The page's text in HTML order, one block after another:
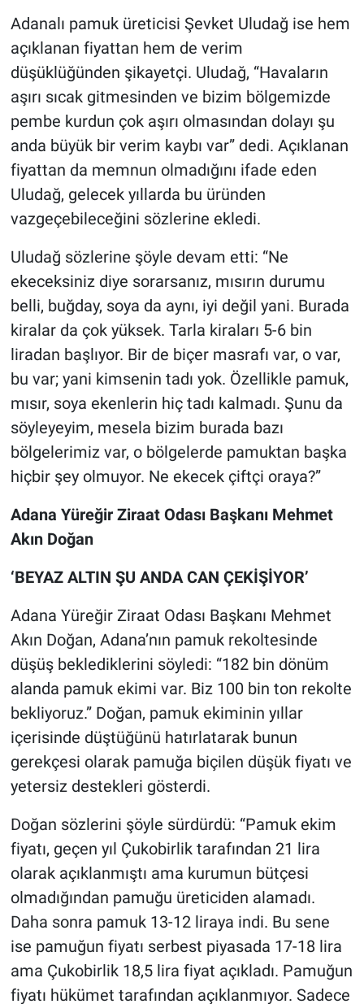
Adanalı pamuk üreticisi Şevket Uludağ ise hem
açıklanan fiyattan hem de verim
düşüklüğünden şikayetçi. Uludağ, “Havaların
aşırı sıcak gitmesinden ve bizim bölgemizde
pembe kurdun çok aşırı olmasından dolayı şu
anda büyük bir verim kaybı var” dedi. Açıklanan
fiyattan da memnun olmadığını ifade eden
Uludağ, gelecek yıllarda bu üründen
vazgeçebileceğini sözlerine ekledi.
Uludağ sözlerine şöyle devam etti: “Ne
ekeceksiniz diye sorarsanız, mısırın durumu
belli, buğday, soya da aynı, iyi değil yani. Burada
kiralar da çok yüksek. Tarla kiraları 5-6 bin
liradan başlıyor. Bir de biçer masrafı var, o var,
bu var; yani kimsenin tadı yok. Özellikle pamuk,
mısır, soya ekenlerin hiç tadı kalmadı. Şunu da
söyleyeyim, mesela bizim burada bazı
bölgelerimiz var, o bölgelerde pamuktan başka
hiçbir şey olmuyor. Ne ekecek çiftçi oraya?”
Adana Yüreğir Ziraat Odası Başkanı Mehmet
Akın Doğan
‘BEYAZ ALTIN ŞU ANDA CAN ÇEKİŞİYOR’
Adana Yüreğir Ziraat Odası Başkanı Mehmet
Akın Doğan, Adana’nın pamuk rekoltesinde
düşüş beklediklerini söyledi: “182 bin dönüm
alanda pamuk ekimi var. Biz 100 bin ton rekolte
bekliyoruz.” Doğan, pamuk ekiminin yıllar
içerisinde düştüğünü hatırlatarak bunun
gerekçesi olarak pamuğa biçilen düşük fiyatı ve
yetersiz destekleri gösterdi.
Doğan sözlerini şöyle sürdürdü: “Pamuk ekim
fiyatı, geçen yıl Çukobirlik tarafından 21 lira
olarak açıklanmıştı ama kurumun bütçesi
olmadığından pamuğu üreticiden alamadı.
Daha sonra pamuk 13-12 liraya indi. Bu sene
ise pamuğun fiyatı serbest piyasada 17-18 lira
ama Çukobirlik 18,5 lira fiyat açıkladı. Pamuğun
fiyatı hükümet tarafından açıklanmıyor. Sadece